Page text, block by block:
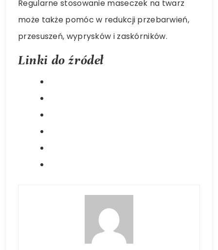
Regularne stosowanie maseczek na twarz
może także pomóc w redukcji przebarwień,
przesuszeń, wyprysków i zaskórników.
Linki do źródeł